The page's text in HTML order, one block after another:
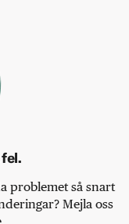
problemet så snart
Mejla oss